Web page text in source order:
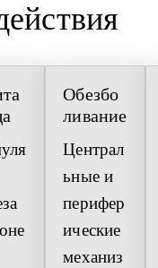
Обезбо
ливание
Централ
ьные и
перифер
ические
механиз